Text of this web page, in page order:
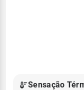
Sensação